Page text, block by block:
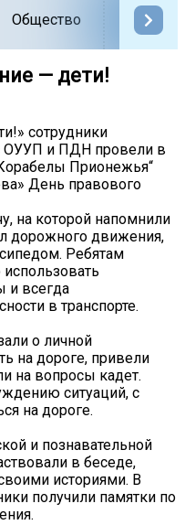
Общество Власть
— дети!
сотрудники
ОУУП и ПДН провели в
Прионежья“
День правового
на которой напомнили
дорожного движения,
Ребятам
и всегда
в транспорте.
о личной
на дороге, привели
на вопросы кадет.
ситуаций, с
на дороге.
и познавательной
в беседе,
историями. В
получили памятки по